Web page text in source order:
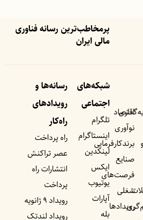
پرمخاطب‌ترین رسانه فناوری
مالی ایران
اقتصاد
نوآوری
برندکارفرمایی
صنایع
فرصت‌های
شغلی
رویداد‌ها
شبکه‌های
اجتماعی
تلگرام
اینستاگرام
لینکدین
ایکس
یوتیوب
آپارات
بله
رسانه‌ها و
رویداد‌های
راه‌کار
راه پرداخت
عصر تراکنش
انتشارات راه
پرداخت
رویداد ۹ ژانویه
رویداد لندتک